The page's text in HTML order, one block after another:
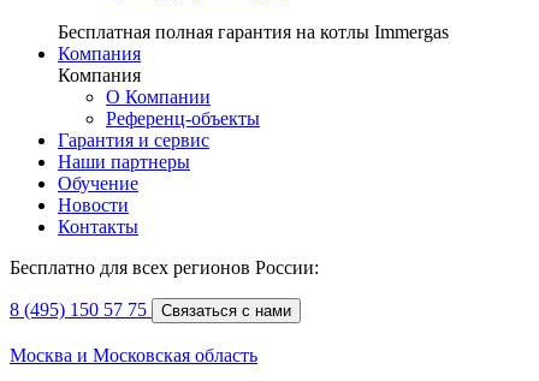
Бесплатная полная гарантия на котлы Immergas
Компания
Компания
О Компании
Референц-объекты
Гарантия и сервис
Наши партнеры
Обучение
Новости
Контакты
Бесплатно для всех регионов России:
8 (495) 150 57 75 Связаться с нами
Москва и Московская область